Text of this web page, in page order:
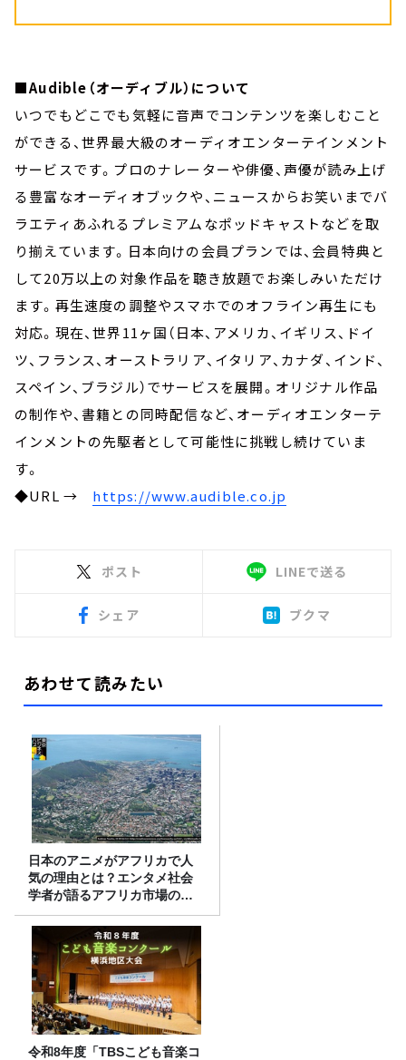
■Audible（オーディブル）について
いつでもどこでも気軽に音声でコンテンツを楽しむこと
ができる、世界最大級のオーディオエンターテインメント
サービスです。プロのナレーターや俳優、声優が読み上げ
る豊富なオーディオブックや、ニュースからお笑いまでバ
ラエティあふれるプレミアムなポッドキャストなどを取
り揃えています。日本向けの会員プランでは、会員特典と
して20万以上の対象作品を聴き放題でお楽しみいただけ
ます。再生速度の調整やスマホでのオフライン再生にも
対応。現在、世界11ヶ国（日本、アメリカ、イギリス、ドイ
ツ、フランス、オーストラリア、イタリア、カナダ、インド、
スペイン、ブラジル）でサービスを展開。オリジナル作品
の制作や、書籍との同時配信など、オーディオエンターテ
インメントの先駆者として可能性に挑戦し続けていま
す。
◆URL → https://www.audible.co.jp
ポスト LINEで送る
シェア ブクマ
あわせて読みたい
日本のアニメがアフリカで人
気の理由とは？エンタメ社会
学者が語るアフリカ市場のリ
アル
令和8年度「TBSこども音楽コ